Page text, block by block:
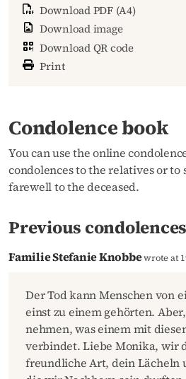
Download PDF (A4)
Download image
Download QR code
Print
Condolence book
You can use the online
condolences to the relatives or to
farewell to the deceased.
Previous condolences
Familie Stefanie Knobbewrote at
Der Tod kann Menschen von
einst zu einem gehörten.
nehmen, was einem mit
verbindet. Liebe Monika, wir
freundliche Art, dein Lächeln